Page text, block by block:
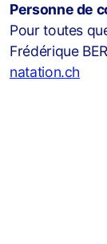
Personne de
Pour toutes
Frédérique
natation.ch